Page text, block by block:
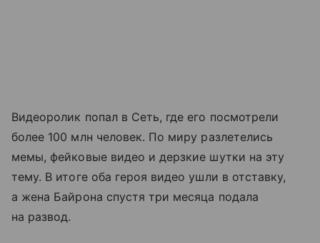
Видеоролик попал в Сеть, где его посмотрели
более 100 млн человек. По миру разлетелись
мемы, фейковые видео и дерзкие шутки на эту
тему. В итоге оба героя видео ушли в отставку,
а жена Байрона спустя три месяца подала
на развод.